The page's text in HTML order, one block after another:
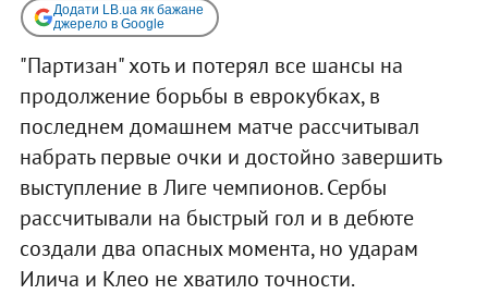
Додати LB.ua як бажане
джерело в Google
"Партизан" хоть и потерял все шансы на
продолжение борьбы в еврокубках, в
последнем домашнем матче рассчитывал
набрать первые очки и достойно завершить
выступление в Лиге чемпионов. Сербы
рассчитывали на быстрый гол и в дебюте
создали два опасных момента, но ударам
Илича и Клео не хватило точности.